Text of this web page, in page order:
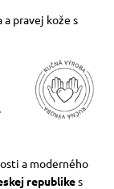
pravej kože s
a moderného
republikes